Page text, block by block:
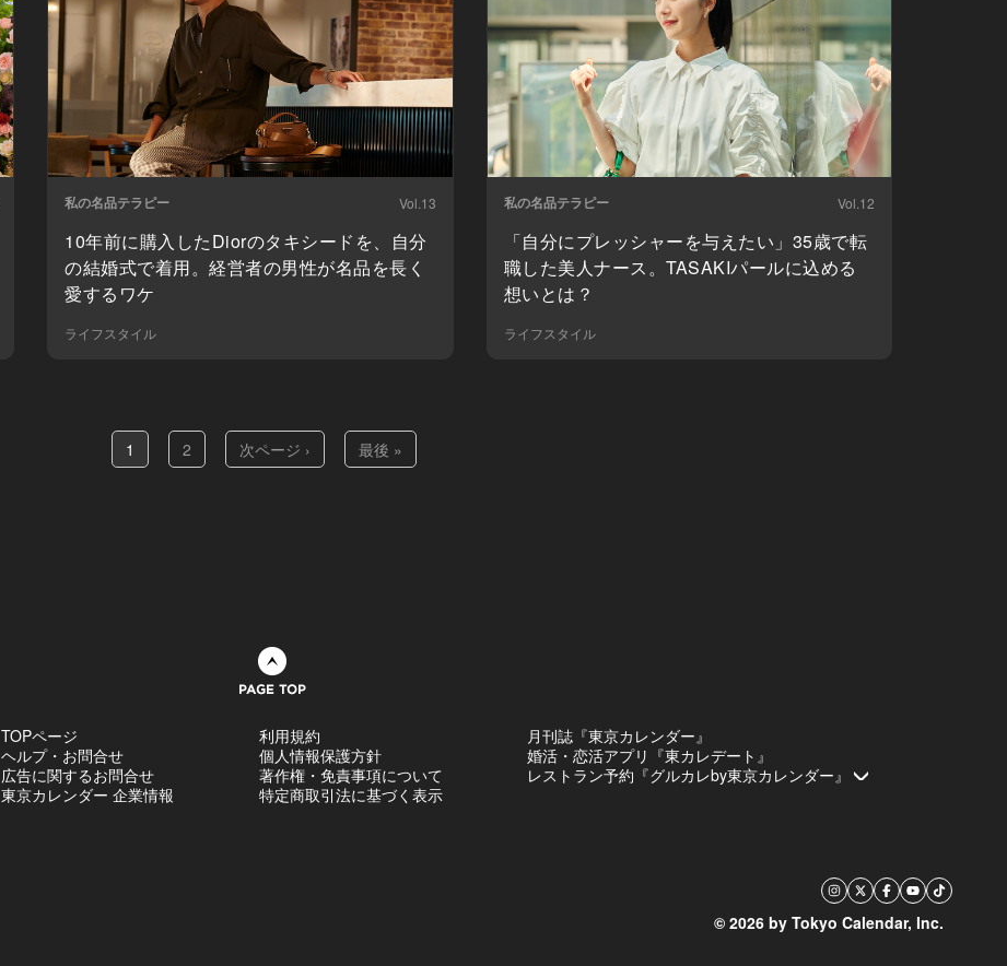
私の名品テラピー Vol.13
10年前に購入したDiorのタキシードを、自分
の結婚式で着用。経営者の男性が名品を長く
愛するワケ
ライフスタイル
私の名品テラピー Vol.12
「自分にプレッシャーを与えたい」35歳で転
職した美人ナース。TASAKIパールに込める
想いとは？
ライフスタイル
1 2 次ページ › 最後 »
TOPページ
ヘルプ・お問合せ
広告に関するお問合せ
東京カレンダー 企業情報
利用規約
個人情報保護方針
著作権・免責事項について
特定商取引法に基づく表示
月刊誌『東京カレンダー』
婚活・恋活アプリ『東カレデート』
レストラン予約『グルカレby東京カレンダー』
© 2026 by Tokyo Calendar, Inc.